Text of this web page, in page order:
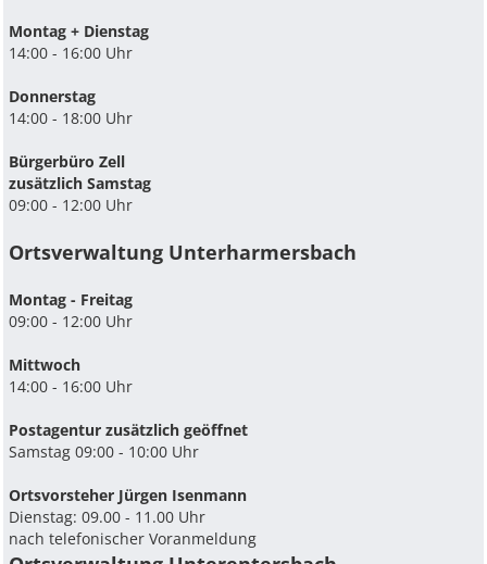
Montag + Dienstag
14:00 - 16:00 Uhr
Donnerstag
14:00 - 18:00 Uhr
Bürgerbüro Zell
zusätzlich Samstag
09:00 - 12:00 Uhr
Ortsverwaltung Unterharmersbach
Montag - Freitag
09:00 - 12:00 Uhr
Mittwoch
14:00 - 16:00 Uhr
Postagentur zusätzlich geöffnet
Samstag 09:00 - 10:00 Uhr
Ortsvorsteher Jürgen Isenmann
Dienstag: 09.00 - 11.00 Uhr
nach telefonischer Voranmeldung